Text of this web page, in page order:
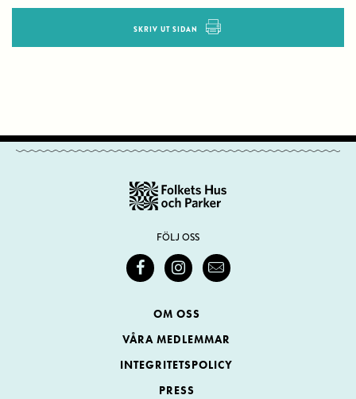
SKRIV UT SIDAN
FÖLJ OSS
OM OSS
VÅRA MEDLEMMAR
INTEGRITETSPOLICY
PRESS